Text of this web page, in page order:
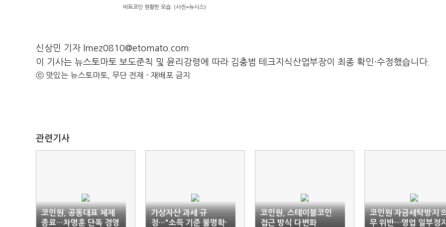
비트코인 현황판 모습. (사진=뉴시스)
신상민 기자 lmez0810@etomato.com
이 기사는 뉴스토마토 보도준칙 및 윤리강령에 따라 김충범 테크지식산업부장이 최종 확인·수정했습니다.
ⓒ 맛있는 뉴스토마토, 무단 전재 - 재배포 금지
관련기사
코인원, 공동대표 체제
종료…차명훈 단독 경영
가상자산 과세 규
정…"소득 기준 불명확·
코인원, 스테이블코인
접근 방식 다변화
코인원 자금세탁방지
무 위반…영업 일부정